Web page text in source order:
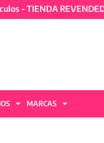
TIENDA
MARCAS